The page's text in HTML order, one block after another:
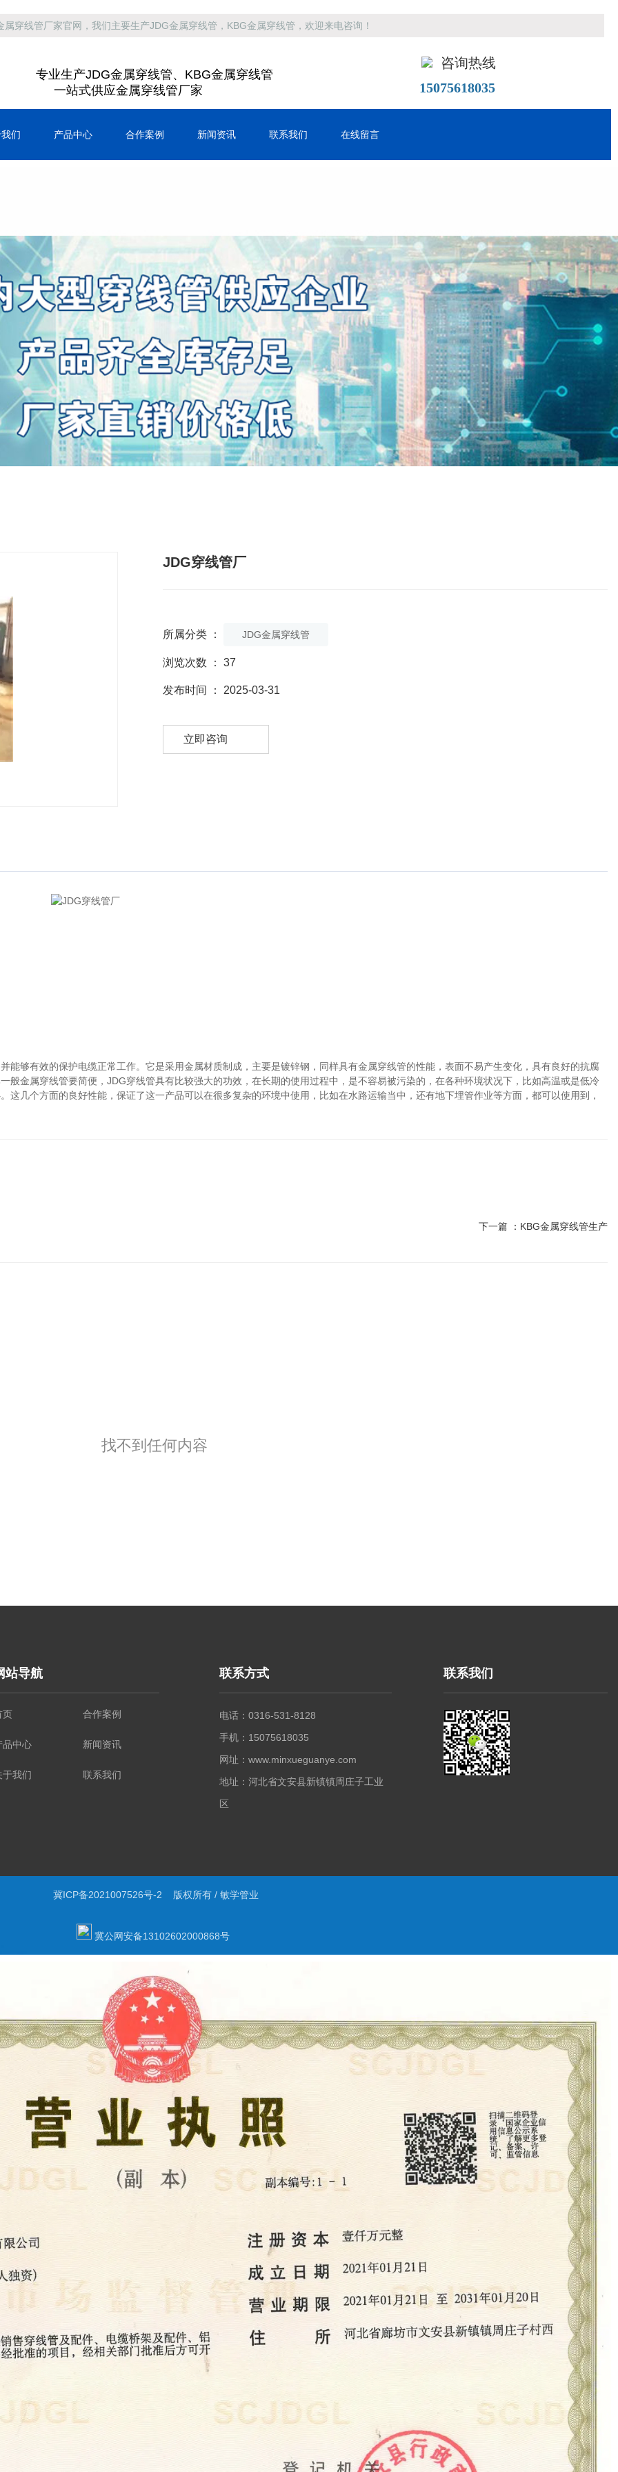
属穿线管厂家官网，我们主要生产JDG金属穿线管，KBG金属穿线管，欢迎来电咨询！
专业生产JDG金属穿线管、KBG金属穿线管
一站式供应金属穿线管厂家
咨询热线
15075618035
们 产品中心 合作案例 新闻资讯 联系我们 在线留言
JDG穿线管厂
所属分类 ： JDG金属穿线管
浏览次数 ： 37
发布时间 ： 2025-03-31
立即咨询
能够有效的保护电缆正常工作。它是采用金属材质制成，主要是镀锌钢，同样具有金属穿线管的性能，表面不易产生变化，具有良好的抗腐
般金属穿线管要简便，JDG穿线管具有比较强大的功效，在长期的使用过程中，是不容易被污染的，在各种环境状况下，比如高温或是低冷
几个方面的良好性能，保证了这一产品可以在很多复杂的环境中使用，比如在水路运输当中，还有地下埋管作业等方面，都可以使用到，
下一篇 ： KBG金属穿线管生产
找不到任何内容
站导航
页 合作案例
品中心 新闻资讯
于我们 联系我们
联系方式
电话：0316-531-8128
手机：15075618035
网址：www.minxueguanye.com
地址：河北省文安县新镇镇周庄子工业
区
联系我们
冀ICP备2021007526号-2 版权所有 / 敏学管业
冀公网安备13102602000868号